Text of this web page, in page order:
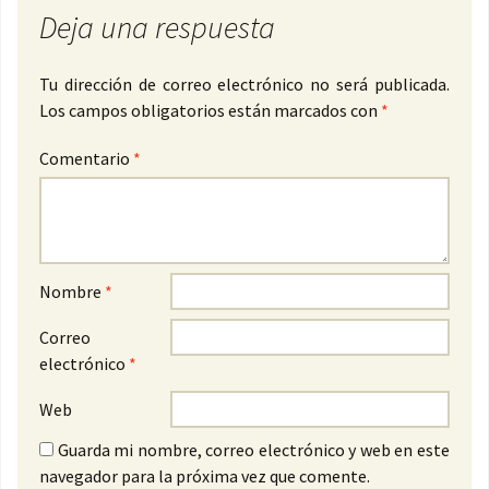
Deja una respuesta
Tu dirección de correo electrónico no será publicada.
Los campos obligatorios están marcados con *
Comentario *
Nombre *
Correo
electrónico *
Web
Guarda mi nombre, correo electrónico y web en este
navegador para la próxima vez que comente.